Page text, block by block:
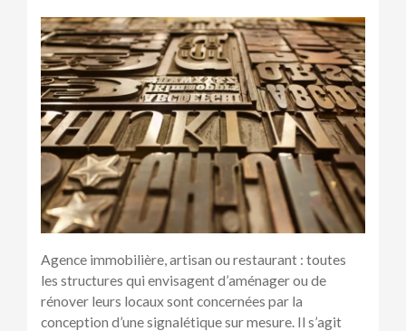
personnalisable
:
5
matériaux
pour
la
conception
des
lettrages
Agence immobilière, artisan ou restaurant : toutes
les structures qui envisagent d’aménager ou de
rénover leurs locaux sont concernées par la
conception d’une signalétique sur mesure. Il s’agit